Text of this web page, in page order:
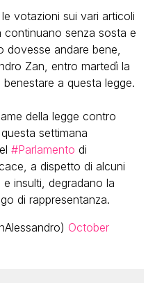
votazioni sui vari articoli
continuano senza sosta e
andare bene,
Zan, entro martedì la
a questa legge.
della legge contro
settimana
#Parlamento di
a dispetto di alcuni
insulti, degradano la
di rappresentanza.
October